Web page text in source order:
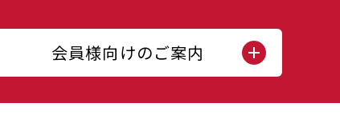
会員様向けのご案内